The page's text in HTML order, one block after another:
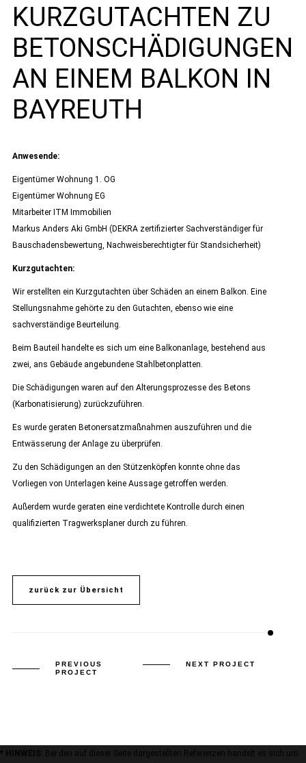
KURZGUTACHTEN ZU
BETONSCHÄDIGUNGEN
AN EINEM BALKON IN
BAYREUTH
Anwesende:
Eigentümer Wohnung 1. OG
Eigentümer Wohnung EG
Mitarbeiter ITM Immobilien
Markus Anders Aki GmbH (DEKRA zertifizierter Sachverständiger für
Bauschadensbewertung, Nachweisberechtigter für Standsicherheit)
Kurzgutachten:
Wir erstellten ein Kurzgutachten über Schäden an einem Balkon. Eine
Stellungsnahme gehörte zu den Gutachten, ebenso wie eine
sachverständige Beurteilung.
Beim Bauteil handelte es sich um eine Balkonanlage, bestehend aus
zwei, ans Gebäude angebundene Stahlbetonplatten.
Die Schädigungen waren auf den Alterungsprozesse des Betons
(Karbonatisierung) zurückzuführen.
Es wurde geraten Betonersatzmaßnahmen auszuführen und die
Entwässerung der Anlage zu überprüfen.
Zu den Schädigungen an den Stützenköpfen konnte ohne das
Vorliegen von Unterlagen keine Aussage getroffen werden.
Außerdem wurde geraten eine verdichtete Kontrolle durch einen
qualifizierten Tragwerksplaner durch zu führen.
zurück zur Übersicht
PREVIOUS
PROJECT
NEXT PROJECT
* HINWEIS: Bei den auf dieser Seite dargestellten Referenzen handelt es sich um